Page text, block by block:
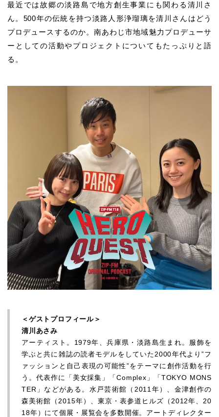
最近では故郷の淡路島で地方創生事業にも関わる清川さ
ん。500年の伝統を持つ淡路人形浄瑠璃を清川さんはどう
プロデュースするのか。南あわじ市地域魅力プロデューサ
ーとしての活動やプロジェクトについてもたっぷりと語
る。
＜ゲストプロフィール＞
清川あさみ
アーティスト。1979年、兵庫県・淡路島生まれ。服飾を
学ぶと共に雑誌の読者モデルをしていた2000年代より”フ
ァッションと自己表現の可能性”をテーマに創作活動を行
う。代表作に「美女採集」「Complex」「TOKYO MONS
TER」などがある。水戸芸術館（2011年）、金津創作の
森美術館（2015年）、東京・表参道ヒルズ（2012年、20
18年）にて個展・展覧会を多数開催。アートディレクター